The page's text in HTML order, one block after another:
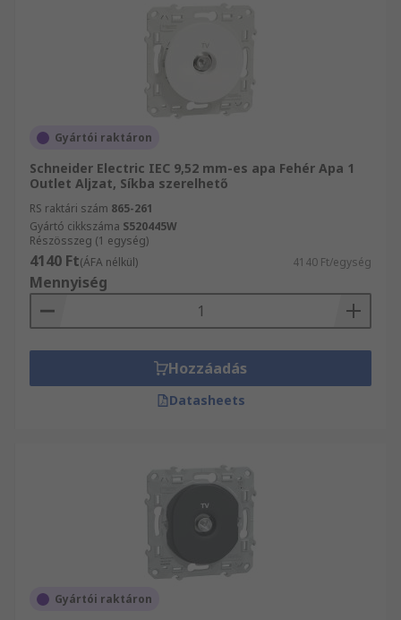
Gyártói raktáron
Schneider Electric IEC 9,52 mm-es apa Fehér Apa 1
Outlet Aljzat, Síkba szerelhető
RS raktári szám 865-261
Gyártó cikkszáma S520445W
Részösszeg (1 egység)
4140 Ft(ÁFA nélkül) 4140 Ft/egység
Mennyiség
Hozzáadás
Datasheets
Gyártói raktáron